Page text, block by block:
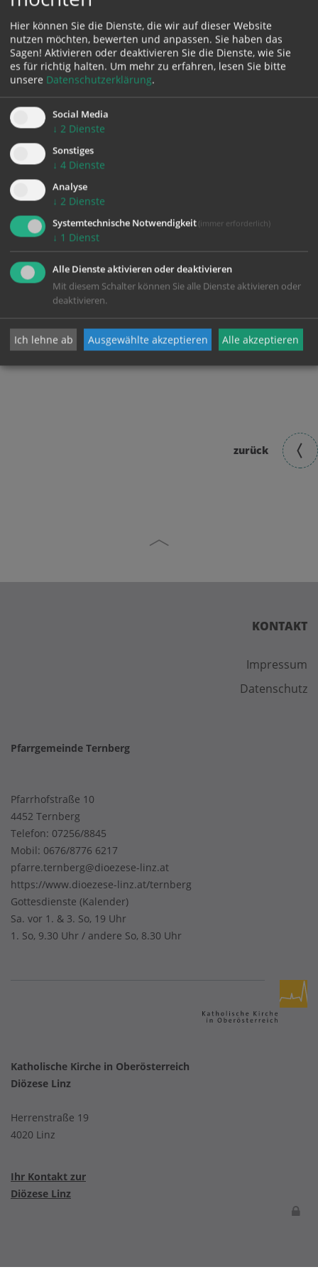
Sonja Auer, Gertrude Dorfner und Anna Pörnbacher
sind seit 15 Jahren, Karoline Großwindhager sogar
schon 40 Jahre für die Ärmsten unterwegs, und das
mit Freude.
zurück
KONTAKT
Impressum
Datenschutz
Pfarrgemeinde Ternberg
Pfarrhofstraße 10
4452 Ternberg
Telefon: 07256/8845
Mobil: 0676/8776 6217
pfarre.ternberg@dioezese-linz.at
https://www.dioezese-linz.at/ternberg
Gottesdienste (Kalender)
Sa. vor 1. & 3. So, 19 Uhr
1. So, 9.30 Uhr / andere So, 8.30 Uhr
Katholische Kirche in Oberösterreich
Diözese Linz
Herrenstraße 19
4020 Linz
Ihr Kontakt zur
Diözese Linz
Hier können Sie die Dienste, die wir auf dieser Website
nutzen möchten, bewerten und anpassen. Sie haben das
Sagen! Aktivieren oder deaktivieren Sie die Dienste, wie Sie
es für richtig halten. Um mehr zu erfahren, lesen Sie bitte
unsere Datenschutzerklärung.
Social Media
↓ 2 Dienste
Sonstiges
↓ 4 Dienste
Analyse
↓ 2 Dienste
Systemtechnische Notwendigkeit (immer erforderlich)
↓ 1 Dienst
Alle Dienste aktivieren oder deaktivieren
Mit diesem Schalter können Sie alle Dienste aktivieren oder
deaktivieren.
Ich lehne ab Ausgewählte akzeptieren Alle akzeptieren